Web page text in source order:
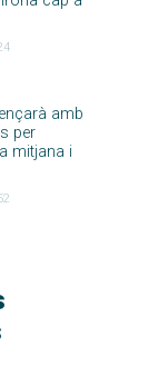
amb
per
mitjana i